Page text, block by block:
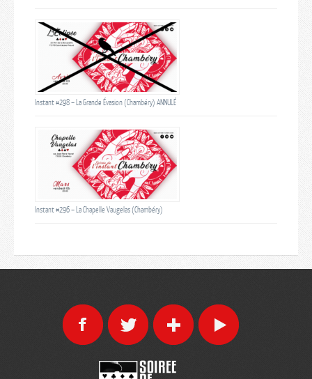
Instant #298 – La Grande Évasion (Chambéry) ANNULÉ
Instant #296 – La Chapelle Vaugelas (Chambéry)